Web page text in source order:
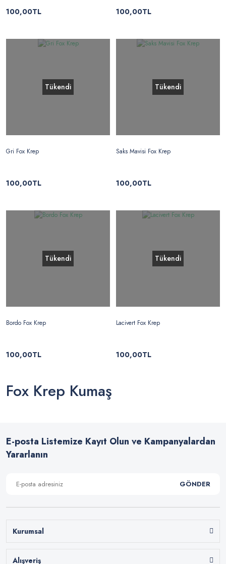
100,00TL 100,00TL
Tükendi
Gri Fox Krep
100,00TL
Tükendi
Saks Mavisi Fox Krep
100,00TL
Tükendi
Bordo Fox Krep
100,00TL
Tükendi
Lacivert Fox Krep
100,00TL
Fox Krep Kumaş
E-posta Listemize Kayıt Olun ve Kampanyalardan
Yararlanın
GÖNDER
Kurumsal
Alışveriş